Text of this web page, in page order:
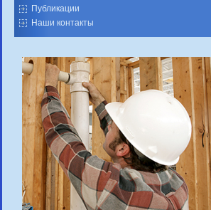
Публикации
Наши контакты